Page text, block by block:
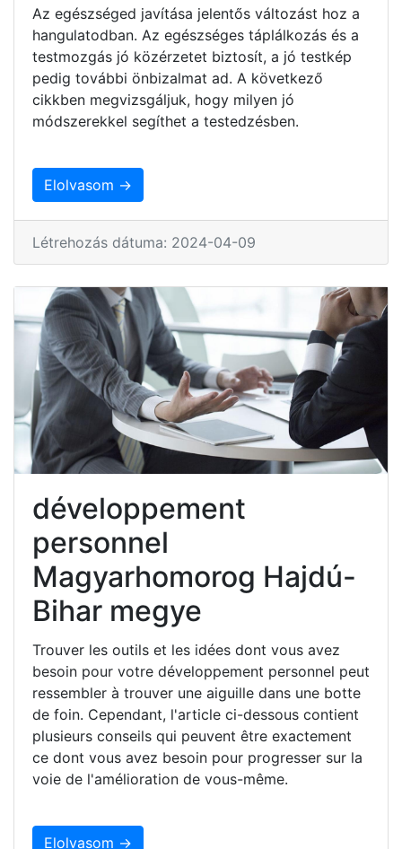
Az egészséged javítása jelentős változást hoz a
hangulatodban. Az egészséges táplálkozás és a
testmozgás jó közérzetet biztosít, a jó testkép
pedig további önbizalmat ad. A következő
cikkben megvizsgáljuk, hogy milyen jó
módszerekkel segíthet a testedzésben.
Elolvasom →
Létrehozás dátuma: 2024-04-09
développement
personnel
Magyarhomorog Hajdú-
Bihar megye
Trouver les outils et les idées dont vous avez
besoin pour votre développement personnel peut
ressembler à trouver une aiguille dans une botte
de foin. Cependant, l'article ci-dessous contient
plusieurs conseils qui peuvent être exactement
ce dont vous avez besoin pour progresser sur la
voie de l'amélioration de vous-même.
Elolvasom →